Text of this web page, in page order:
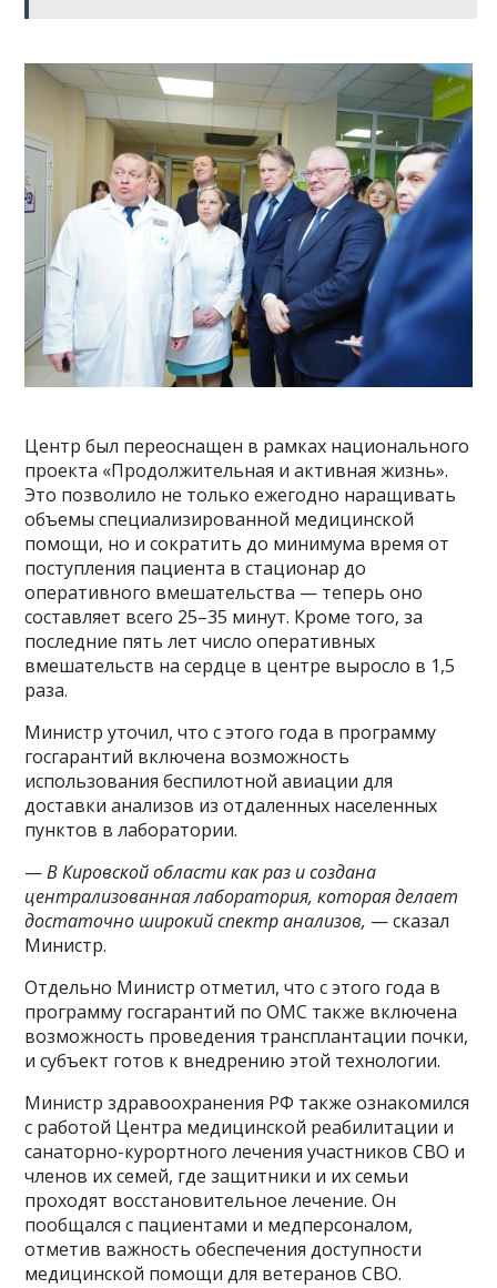
Центр был переоснащен в рамках национального
проекта «Продолжительная и активная жизнь».
Это позволило не только ежегодно наращивать
объемы специализированной медицинской
помощи, но и сократить до минимума время от
поступления пациента в стационар до
оперативного вмешательства — теперь оно
составляет всего 25–35 минут. Кроме того, за
последние пять лет число оперативных
вмешательств на сердце в центре выросло в 1,5
раза.
Министр уточил, что с этого года в программу
госгарантий включена возможность
использования беспилотной авиации для
доставки анализов из отдаленных населенных
пунктов в лаборатории.
—В Кировской области как раз и создана
централизованная лаборатория, которая делает
достаточно широкий спектр анализов, — сказал
Министр.
Отдельно Министр отметил, что с этого года в
программу госгарантий по ОМС также включена
возможность проведения трансплантации почки,
и субъект готов к внедрению этой технологии.
Министр здравоохранения РФ также ознакомился
с работой Центра медицинской реабилитации и
санаторно-курортного лечения участников СВО и
членов их семей, где защитники и их семьи
проходят восстановительное лечение. Он
пообщался с пациентами и медперсоналом,
отметив важность обеспечения доступности
медицинской помощи для ветеранов СВО.